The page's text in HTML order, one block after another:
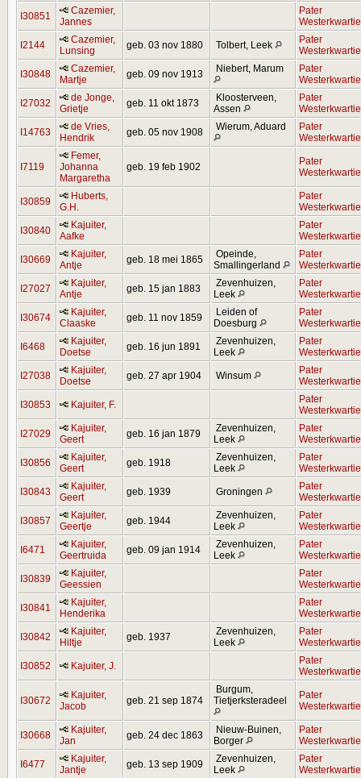
I30851
Cazemier,
Jannes
Pater
I2144
Cazemier,
Lunsing
geb. 03 nov 1880 Tolbert, Leek
Pater
I30848
Cazemier,
Martje
geb. 09 nov 1913 Niebert, Marum
Pater
I27032
de Jonge,
Grietje
geb. 11 okt 1873
Kloosterveen,
Assen
Pater
I14763
de Vries,
Hendrik
geb. 05 nov 1908 Wierum, Aduard
Pater
I7119
Femer,
Johanna
Margaretha
geb. 19 feb 1902
Pater
I30859
Huberts,
G.H.
Pater
I30840
Kajuiter,
Aafke
Pater
I30669
Kajuiter,
Antje
geb. 18 mei 1865
Opeinde,
Smallingerland
Pater
I27027
Kajuiter,
Antje
geb. 15 jan 1883
Zevenhuizen,
Leek
Pater
I30674
Kajuiter,
Claaske
geb. 11 nov 1859
Leiden of
Doesburg
Pater
I6468
Kajuiter,
Doetse
geb. 16 jun 1891
Zevenhuizen,
Leek
Pater
I27038
Kajuiter,
Doetse
geb. 27 apr 1904 Winsum
Pater
I30853 Kajuiter, F.
Pater
I27029
Kajuiter,
Geert
geb. 16 jan 1879
Zevenhuizen,
Leek
Pater
I30856
Kajuiter,
Geert
geb. 1918
Zevenhuizen,
Leek
Pater
I30843
Kajuiter,
Geert
geb. 1939 Groningen
Pater
I30857
Kajuiter,
Geertje
geb. 1944
Zevenhuizen,
Leek
Pater
I6471
Kajuiter,
Geertruida
geb. 09 jan 1914
Zevenhuizen,
Leek
Pater
I30839
Kajuiter,
Geessien
Pater
I30841
Kajuiter,
Henderika
Pater
I30842
Kajuiter,
Hiltje
geb. 1937
Zevenhuizen,
Leek
Pater
I30852 Kajuiter, J.
Pater
I30672
Kajuiter,
Jacob
geb. 21 sep 1874
Burgum,
Tietjerksteradeel
Pater
I30668
Kajuiter,
Jan
geb. 24 dec 1863
Nieuw-Buinen,
Borger
Pater
I6477
Kajuiter,
Jantje
geb. 13 sep 1909
Zevenhuizen,
Leek
Pater